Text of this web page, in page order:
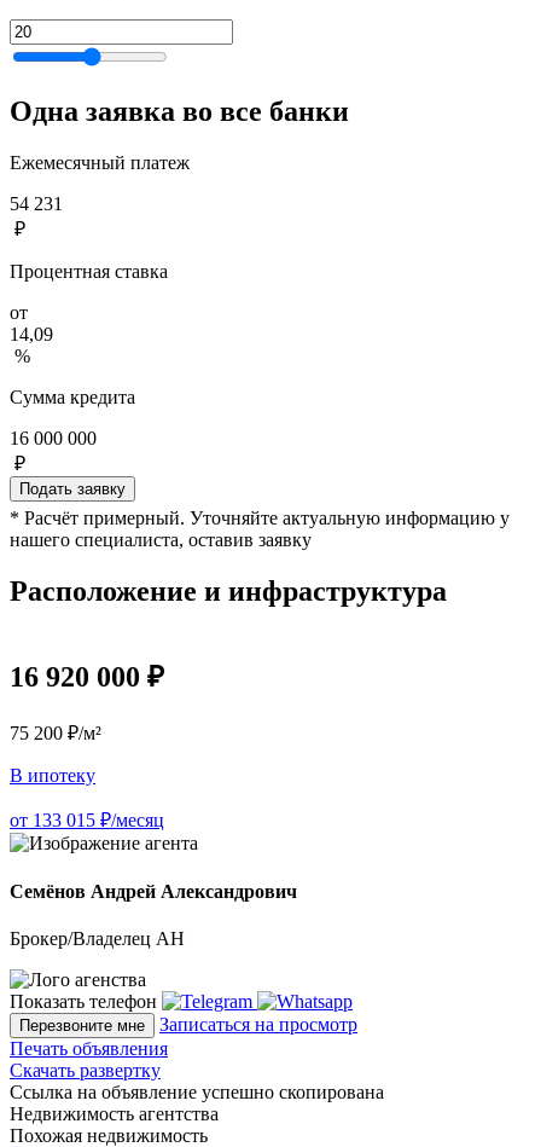
Одна заявка во все банки
Ежемесячный платеж
54 231
₽
Процентная ставка
от
14,09
%
Сумма кредита
16 000 000
₽
Подать заявку
* Расчёт примерный. Уточняйте актуальную информацию у
нашего специалиста, оставив заявку
Расположение и инфраструктура
16 920 000 ₽
75 200 ₽/м²
В ипотеку
от 133 015 ₽/месяц
Семёнов Андрей Александрович
Брокер/Владелец АН
Показать телефон
Перезвоните мне
Записаться на просмотр
Печать объявления
Скачать развертку
Ссылка на объявление успешно скопирована
Недвижимость агентства
Похожая недвижимость